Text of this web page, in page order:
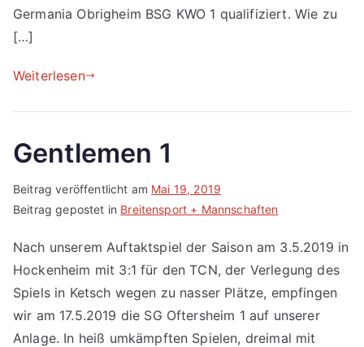
Germania Obrigheim BSG KWO 1 qualifiziert. Wie zu
[…]
Weiterlesen
Gentlemen 1
Beitrag veröffentlicht am Mai 19, 2019
Beitrag gepostet in Breitensport + Mannschaften
Nach unserem Auftaktspiel der Saison am 3.5.2019 in
Hockenheim mit 3:1 für den TCN, der Verlegung des
Spiels in Ketsch wegen zu nasser Plätze, empfingen
wir am 17.5.2019 die SG Oftersheim 1 auf unserer
Anlage. In heiß umkämpften Spielen, dreimal mit